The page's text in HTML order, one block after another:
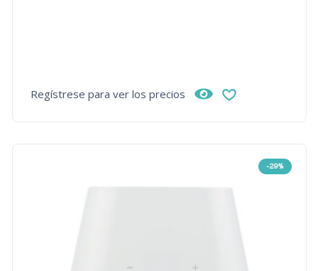
Regístrese para ver los precios
-29%